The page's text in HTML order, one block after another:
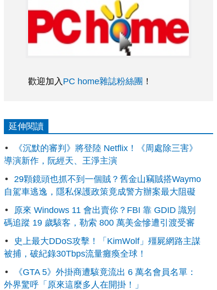
歡迎加入 PC home雜誌粉絲團 ！
延伸閱讀
《沉默的審判》將登陸 Netflix！《周處除三害》
導演新作，阮經天、王淨主演
29顆鏡頭也抓不到一個賊？舊金山竊賊搭Waymo
自駕車逃逸，隱私保護政策竟成警方辦案最大阻礙
原來 Windows 11 會出賣你？FBI 靠 GDID 識別
碼追蹤 19 歲駭客，勒索 800 萬美金慘遭引渡受審
史上最大DDoS攻擊！「KimWolf」殭屍網路主謀
被捕，破紀錄30Tbps流量癱瘓全球！
《GTA 5》外掛商遭駭竟流出 6 萬名會員名單：
外界驚呼「原來這麼多人在開掛！」